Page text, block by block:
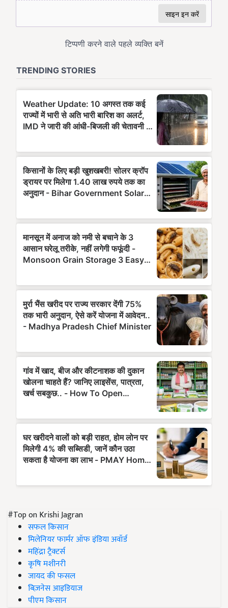
#Top on Krishi Jagran
सफल किसान
मिलेनियर फार्मर ऑफ इंडिया अवॉर्ड
महिंद्रा ट्रैक्टर्स
कृषि मशीनरी
जायद की फसल
बिज़नेस आइडियाज
पीएम किसान